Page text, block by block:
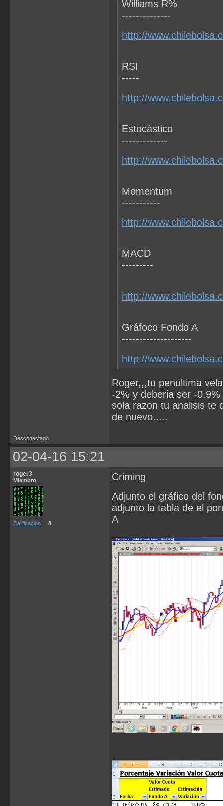
Williams R%
--------------
http://
RSI
-----
http://
Estocástico
-------------
http://
Momentum
-----------
http://
MACD
---------
http://
Gráfoco Fondo A
--------------------
http://
Roger,,,tu penultima
-2% y deberia ser -
sola razon tu analisis te
de nuevo.....
Desconectado
02-04-16 15:21
roger3
Miembro
Calificacion : 8
Criming
Adjunto el gráfico del
adjunto la tabla de el
A